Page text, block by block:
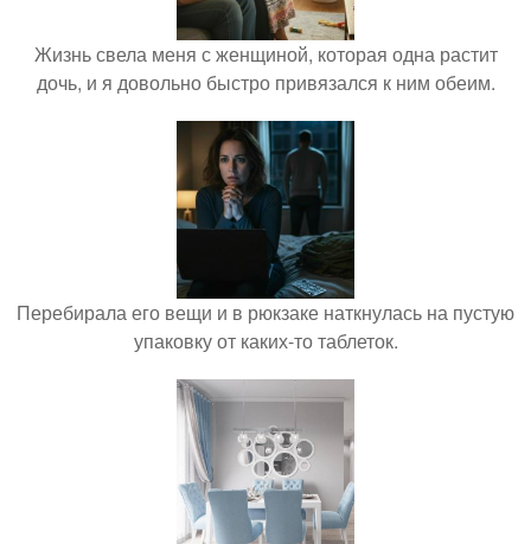
Жизнь свела меня с женщиной, которая одна растит
дочь, и я довольно быстро привязался к ним обеим.
Перебирала его вещи и в рюкзаке наткнулась на пустую
упаковку от каких-то таблеток.